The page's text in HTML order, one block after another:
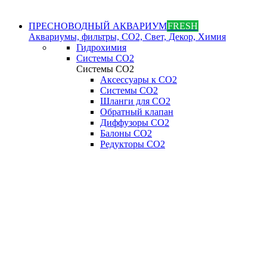
ПРЕСНОВОДНЫЙ АКВАРИУМFRESH
Аквариумы, фильтры, СО2, Свет, Декор, Химия
Гидрохимия
Системы СО2
Системы СО2
Аксессуары к СО2
Системы СО2
Шланги для CO2
Обратный клапан
Диффузоры СO2
Балоны CO2
Редукторы CO2